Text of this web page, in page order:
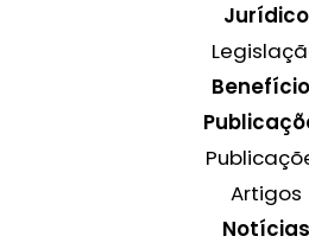
Jurídico
Artigos
Notícias